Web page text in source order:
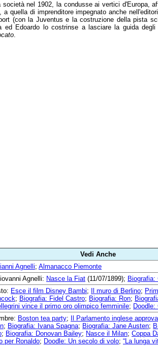
nel 1902, la condusse ai vertici d'Europa,
a quella di imprenditore impegnato anche
(con la Juventus e la costruzione della pista
ed Edoardo lo costrinse a lasciare la guida
.
Vedi Anche
Agnelli; Almanacco Piemonte
Agnelli: Nasce la Fiat (11/07/1899); Biografia:
Esce il film Disney Bambi; Il muro di Berlino;
; Biografia: Fidel Castro; Biografia: Ron;
vince il primo oro olimpico femminile; Doodle:
Boston tea party;
Il Parlamento inglese
; Biografia: Ivana Spagna; Biografia: Jane Austen;
; Biografia: Donovan Bailey; Nasce il Milan; Coppa
per Ronaldo; Doodle: Un secolo di volo; “La lunga